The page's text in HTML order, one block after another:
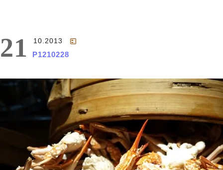
21 10.2013
P1210228